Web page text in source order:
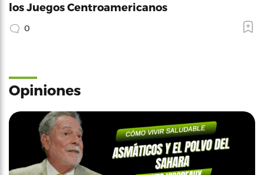
los Juegos Centroamericanos
0
Opiniones